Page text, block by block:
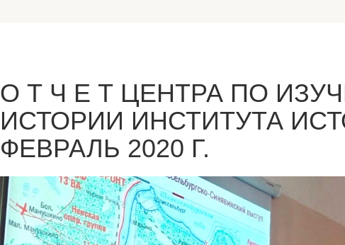
О Т Ч Е Т ЦЕНТРА ПО
ИСТОРИИ ИНСТИТУТА
ФЕВРАЛЬ 2020 Г.